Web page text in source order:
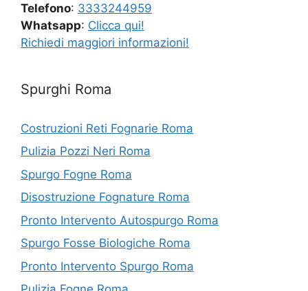
Telefono: 3333244959
Whatsapp: Clicca qui!
Richiedi maggiori informazioni!
Spurghi Roma
Costruzioni Reti Fognarie Roma
Pulizia Pozzi Neri Roma
Spurgo Fogne Roma
Disostruzione Fognature Roma
Pronto Intervento Autospurgo Roma
Spurgo Fosse Biologiche Roma
Pronto Intervento Spurgo Roma